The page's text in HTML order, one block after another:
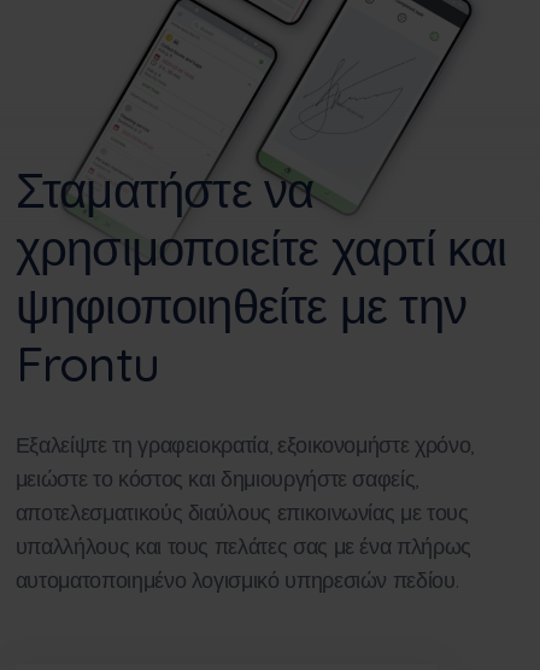
Σταματήστε να
χρησιμοποιείτε χαρτί και
ψηφιοποιηθείτε με την
Frontu
Εξαλείψτε τη γραφειοκρατία, εξοικονομήστε χρόνο,
μειώστε το κόστος και δημιουργήστε σαφείς,
αποτελεσματικούς διαύλους επικοινωνίας με τους
υπαλλήλους και τους πελάτες σας με ένα πλήρως
αυτοματοποιημένο λογισμικό υπηρεσιών πεδίου.